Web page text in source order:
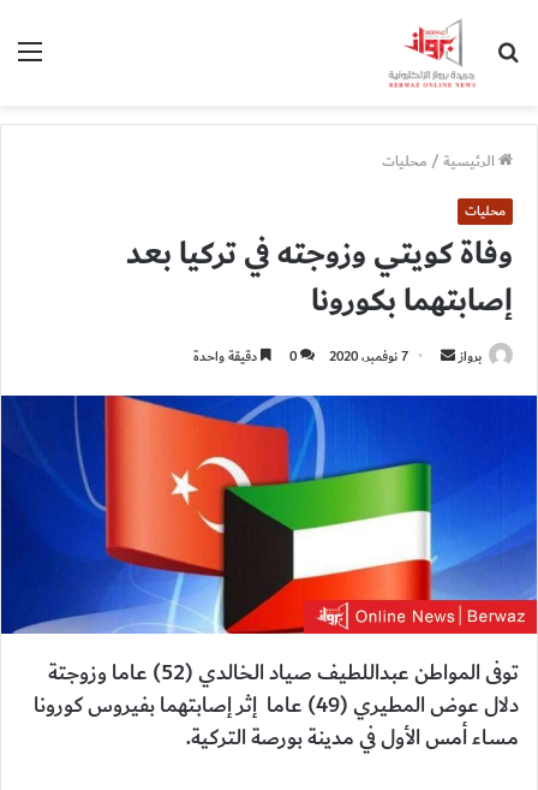
الرئيسية/محليات
محليات
وفاة كويتي وزوجته في تركيا بعد
إصابتهما بكورونا
برواز
أرسل 7 نوفمبر، 2020 0 دقيقة واحدة
توفى المواطن عبداللطيف صياد الخالدي (52) عاما وزوجتة
دلال عوض المطيري (49) عاما إثر إصابتهما بفيروس كورونا
مساء أمس الأول في مدينة بورصة التركية.